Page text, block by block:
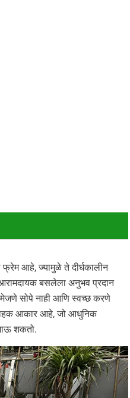
आहे, ज्यामुळे ते दीर्घकालीन
बसलेला अनुभव प्रदान
सोपे नाही आणि स्वच्छ करणे
आकार आहे, जो आधुनिक
शकतो.